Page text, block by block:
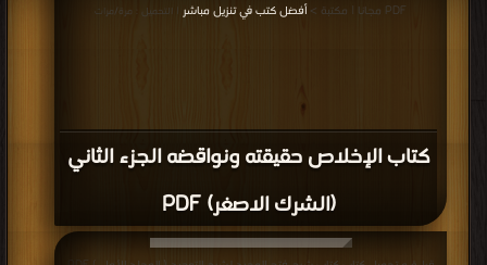
كتاب الإخلاص حقيقته ونواقضه الجزء الثاني
(الشرك الاصغر) PDF
PDF مجانا | مكتبة >
أفضل كتب في تنزيل مباشر | التحميل : مرة/مرات